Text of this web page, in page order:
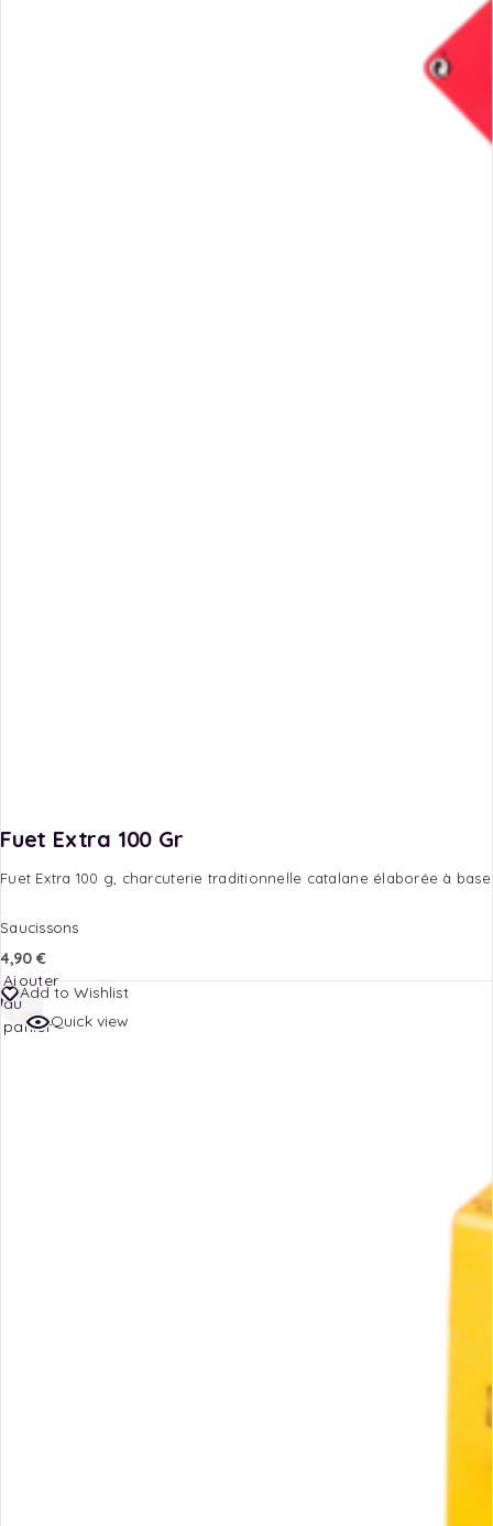
Fuet Extra 100 Gr
Fuet Extra 100 g, charcuterie traditionnelle catalane élaborée à
Saucissons
4,90 €
Add to Wishlist
Quick view
Ajouter
au
panier